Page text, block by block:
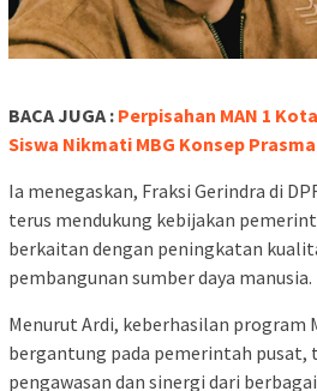
BACA JUGA : Perpisahan MAN 1
Siswa Nikmati MBG Konsep
Ia menegaskan, Fraksi Gerindra di
terus mendukung kebijakan
berkaitan dengan peningkatan
pembangunan sumber daya manusia.
Menurut Ardi, keberhasilan program
bergantung pada pemerintah
pengawasan dan sinergi dari